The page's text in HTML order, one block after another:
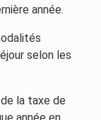
année.
selon les
la taxe de
année en